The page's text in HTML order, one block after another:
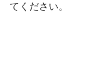
てください。